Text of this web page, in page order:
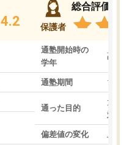
4.2 保護者
総合評価
通塾開始時の
学年
高3
通塾期間 1～3
通った目的
大学
対策
偏差値の変化 上が